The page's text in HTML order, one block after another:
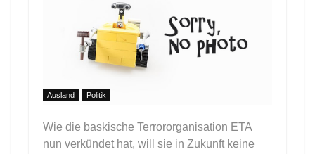
Ausland Politik
Wie die baskische Terrororganisation ETA
nun verkündet hat, will sie in Zukunft keine